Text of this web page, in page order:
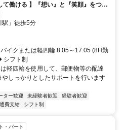
て働ける 】『想い』と『笑顔』をつな
駅」徒歩5分
イクまたは軽四輪 8:05～17:05 (8H勤
シフト制
軽四輪を使用して、郵便物等の配達
しっかりとしたサポートを行います
ター歓迎 未経験者歓迎
経験者歓迎
費支給 シフト制
・パート